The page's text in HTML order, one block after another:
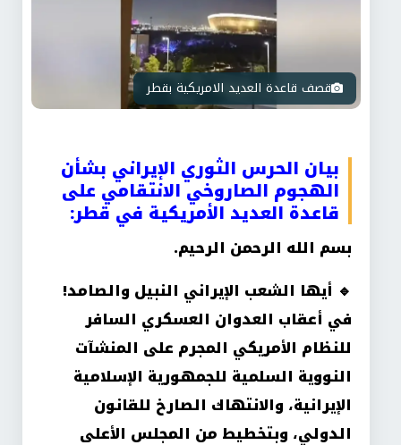
قصف قاعدة العديد الامريكية بقطر
بيان الحرس الثوري الإيراني بشأن
الهجوم الصاروخي الانتقامي على
قاعدة العديد الأمريكية في قطر:
بسم الله الرحمن الرحيم.
🔹 أيها الشعب الإيراني النبيل والصامد!
في أعقاب العدوان العسكري السافر
للنظام الأمريكي المجرم على المنشآت
النووية السلمية للجمهورية الإسلامية
الإيرانية، والانتهاك الصارخ للقانون
الدولي، وبتخطيط من المجلس الأعلى